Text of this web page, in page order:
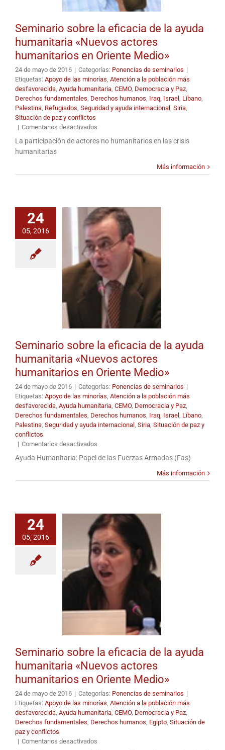
Seminario sobre la eficacia de la ayuda
humanitaria «Nuevos actores
humanitarios en Oriente Medio»
24 de mayo de 2016 | Categorías: Ponencias de seminarios |
Etiquetas: Apoyo de las minorías, Atención a la población más
desfavorecida, Ayuda humanitaria, CEMO, Democracia y Paz,
Derechos fundamentales, Derechos humanos, Iraq, Israel , Líbano,
Palestina, Refugiados, Seguridad y ayuda internacional , Siria,
Situación de paz y conflictos
| Comentarios desactivados
Seminario
sobre
de
«Nuevos
actores
humanitarios
en
Oriente
Medio»
La participación de actores no humanitarios en las crisis
humanitarias
Más información
24
05, 2016
Seminario sobre la eficacia de la ayuda
humanitaria «Nuevos actores
humanitarios en Oriente Medio»
24 de mayo de 2016 | Categorías: Ponencias de seminarios |
Etiquetas: Apoyo de las minorías, Atención a la población más
desfavorecida, Ayuda humanitaria, CEMO, Democracia y Paz,
Derechos fundamentales, Derechos humanos, Iraq, Israel , Líbano,
Palestina, Seguridad y ayuda internacional , Siria, Situación de paz y
conflictos
| Comentarios desactivados
Seminario
sobre
eficacia
humanitaria
«Nuevos
actores
humanitarios
en
Oriente
Medio»
Ayuda Humanitaria: Papel de las Fuerzas Armadas (Fas)
Más información
24
05, 2016
Seminario sobre la eficacia de la ayuda
humanitaria «Nuevos actores
humanitarios en Oriente Medio»
24 de mayo de 2016 | Categorías: Ponencias de seminarios |
Etiquetas: Apoyo de las minorías Atención a la población más
desfavorecida Ayuda humanitaria CEMO, Democracia y Paz
Derechos fundamentales Derechos humanos Egipto Situación de
paz y conflictos
| Comentarios desactivados